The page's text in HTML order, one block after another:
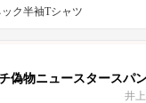
ク半袖Tシャツ
偽物ニュースタースパ
井